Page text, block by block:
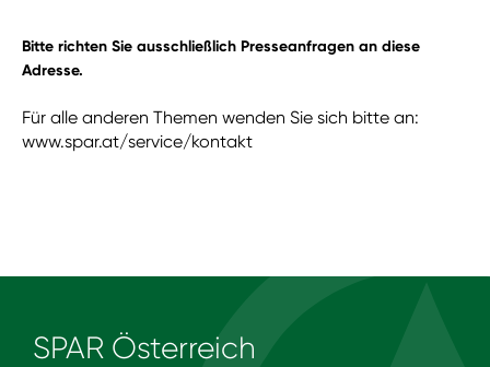
Bitte richten Sie ausschließlich Presseanfragen an diese
Adresse.
Für alle anderen Themen wenden Sie sich bitte an:
www.spar.at/service/kontakt
SPAR Österreich